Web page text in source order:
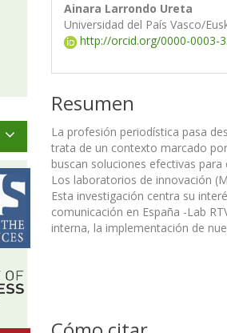
Ainara Larrondo Ureta
Universidad del País Vasco/
http://orcid.org/0000-0003-
Resumen
La profesión periodística pasa
trata de un contexto marcado
buscan soluciones efectivas
Los laboratorios de innovación
Esta investigación centra su
comunicación en España -Lab
interna, la implementación de